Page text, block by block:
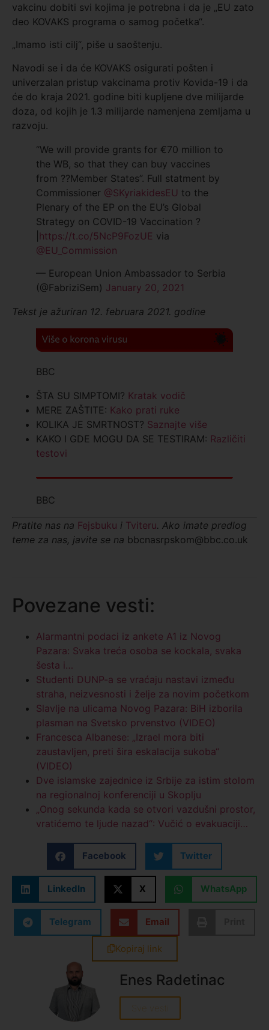
vakcinu dobiti svi kojima je potrebna i da je „EU zato
deo KOVAKS programa o samog početka“.
„Imamo isti cilj“, piše u saoštenju.
Navodi se i da će KOVAKS osigurati pošten i
univerzalan pristup vakcinama protiv Kovida-19 i da
će do kraja 2021. godine biti kupljene dve milijarde
doza, od kojih je 1.3 milijarde namenjena zemljama u
razvoju.
“We will provide grants for €70 million to
the WB, so that they can buy vaccines
from ??Member States”. Full statment by
Commissioner @SKyriakidesEU to the
Plenary of the EP on the EU’s Global
Strategy on COVID-19 Vaccination ?
https://t.co/5NcP9FozUE via
@EU_Commission
— European Union Ambassador to Serbia
(@FabriziSem) January 20, 2021
Tekst je ažuriran 12. februara 2021. godine
BBC
ŠTA SU SIMPTOMI? Kratak vodič
MERE ZAŠTITE: Kako prati ruke
KOLIKA JE SMRTNOST? Saznajte više
KAKO I GDE MOGU DA SE TESTIRAM: Različiti
testovi
BBC
Pratite nas na Fejsbuku i Tviteru. Ako imate predlog
teme za nas, javite se na bbcnasrpskom@bbc.co.uk
Povezane vesti:
Alarmantni podaci iz ankete A1 iz Novog
Pazara: Svaka treća osoba se kockala, svaka
šesta i…
Studenti DUNP-a se vraćaju nastavi između
straha, neizvesnosti i želje za novim početkom
Slavlje na ulicama Novog Pazara: BiH izborila
plasman na Svetsko prvenstvo (VIDEO)
Francesca Albanese: „Izrael mora biti
zaustavljen, preti šira eskalacija sukoba“
(VIDEO)
Dve islamske zajednice iz Srbije za istim stolom
na regionalnoj konferenciji u Skoplju
„Onog sekunda kada se otvori vazdušni prostor,
vratićemo te ljude nazad“: Vučić o evakuaciji…
Facebook Twitter
LinkedIn X WhatsApp
Telegram Email
Kopiraj link
Enes Radetinac
Sve vesti